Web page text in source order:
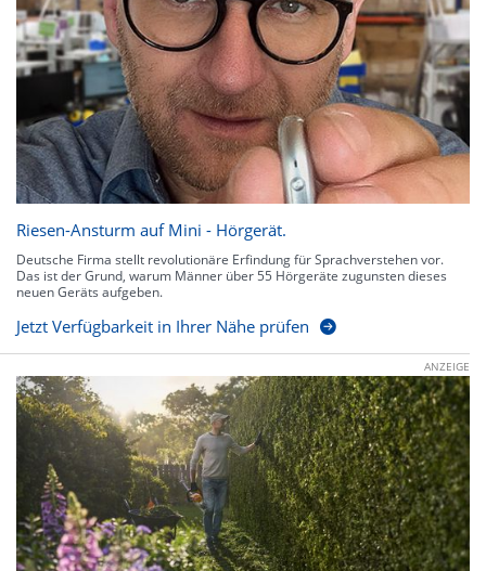
Riesen-Ansturm auf Mini - Hörgerät.
Deutsche Firma stellt revolutionäre Erfindung für Sprachverstehen vor.
Das ist der Grund, warum Männer über 55 Hörgeräte zugunsten dieses
neuen Geräts aufgeben.
Jetzt Verfügbarkeit in Ihrer Nähe prüfen
ANZEIGE